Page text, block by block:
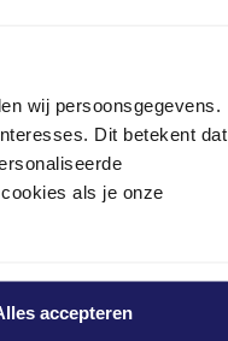
wij persoonsgegevens.
Dit betekent dat
als je onze
accepteren